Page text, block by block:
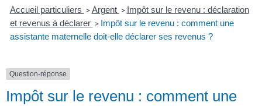
Accueil particuliers > Argent > Impôt sur le revenu : déclaration
et revenus à déclarer > Impôt sur le revenu : comment une
assistante maternelle doit-elle déclarer ses revenus ?
Question-réponse
Impôt sur le revenu : comment une